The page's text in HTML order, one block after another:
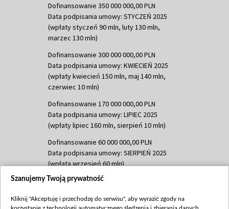
Dofinansowanie 350 000 000,00 PLN
Data podpisania umowy: STYCZEŃ 2025
(wpłaty styczeń 90 mln, luty 130 mln,
marzec 130 mln)
Dofinansowanie 300 000 000,00 PLN
Data podpisania umowy: KWIECIEŃ 2025
(wpłaty kwiecień 150 mln, maj 140 mln,
czerwiec 10 mln)
Dofinansowanie 170 000 000,00 PLN
Data podpisania umowy: LIPIEC 2025
(wpłaty lipiec 160 mln, sierpień 10 mln)
Dofinansowanie 60 000 000,00 PLN
Data podpisania umowy: SIERPIEŃ 2025
(wpłata wrzesień 60 mln)
Dofinansowanie 635 783 051,21 PLN
(wpłata wrzesień 100 mln, październik 350
Szanujemy Twoją prywatność
Kliknij "Akceptuję i przechodzę do serwisu", aby wyrazić zgody na